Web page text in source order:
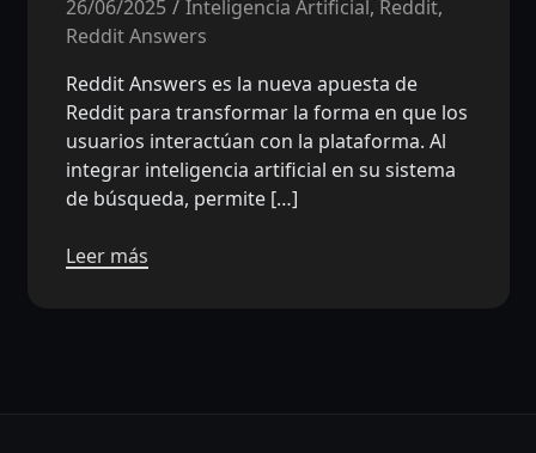
26/06/2025 Inteligencia Artificial, Reddit,
Reddit Answers
Reddit Answers es la nueva apuesta de
Reddit para transformar la forma en que los
usuarios interactúan con la plataforma. Al
integrar inteligencia artificial en su sistema
de búsqueda, permite […]
Leer más